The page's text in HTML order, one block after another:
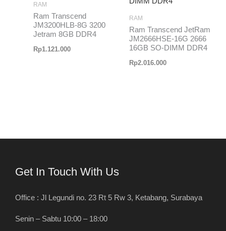
RAM
Ram Transcend
JM3200HLB-8G 3200
Jetram 8GB DDR4
Rp1.121.000
RAM
Ram Transcend JetRam
JM2666HSE-16G 2666
16GB SO-DIMM DDR4
Rp2.016.000
Get In Touch With Us
Office : Jl Legundi no. 23 Rt 5 Rw 3, Ketabang, Surabaya
Senin – Sabtu 10:00 – 18:00